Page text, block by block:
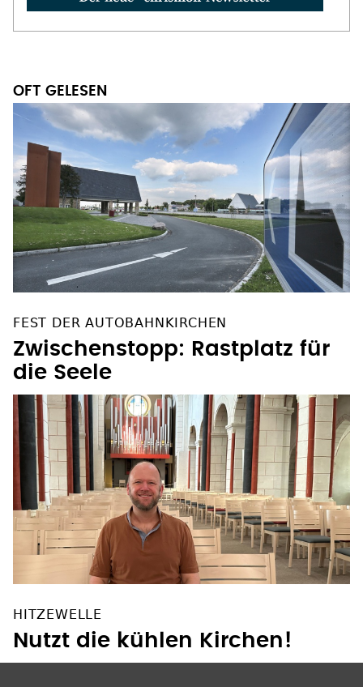
OFT GELESEN
FEST DER AUTOBAHNKIRCHEN
Zwischenstopp: Rastplatz für
die Seele
HITZEWELLE
Nutzt die kühlen Kirchen!